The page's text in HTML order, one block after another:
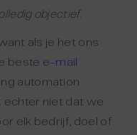
objectief.
als je het ons
beste e-mail
automation
echter niet dat we
elk bedrijf, doel of